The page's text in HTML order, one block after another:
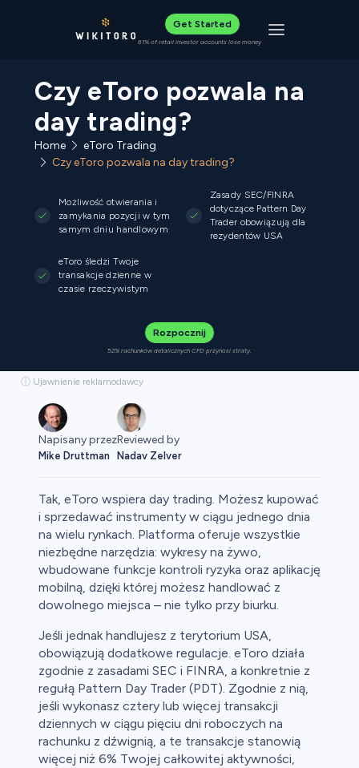
Get Started
61% of retail investor accounts lose money Toggle
Czy eToro pozwala na
day trading?
Home
eToro Trading
Czy eToro pozwala na day trading?
Możliwość otwierania i
zamykania pozycji w tym
samym dniu handlowym
Zasady SEC/FINRA
dotyczące Pattern Day
Trader obowiązują dla
rezydentów USA
eToro śledzi Twoje
transakcje dzienne w
czasie rzeczywistym
Rozpocznij
52% rachunków detalicznych CFD przynosi straty.
ⓘ Ujawnienie reklamodawcy
Napisany przez
Mike Druttman
Reviewed by
Nadav Zelver
Tak, eToro wspiera day trading. Możesz kupować
i sprzedawać instrumenty w ciągu jednego dnia
na wielu rynkach. Platforma oferuje wszystkie
niezbędne narzędzia: wykresy na żywo,
wbudowane funkcje kontroli ryzyka oraz aplikację
mobilną, dzięki której możesz handlować z
dowolnego miejsca – nie tylko przy biurku.
Jeśli jednak handlujesz z terytorium USA,
obowiązują dodatkowe regulacje. eToro działa
zgodnie z zasadami SEC i FINRA, a konkretnie z
regułą Pattern Day Trader (PDT). Zgodnie z nią,
jeśli wykonasz cztery lub więcej transakcji
dziennych w ciągu pięciu dni roboczych na
rachunku z dźwignią, a te transakcje stanowią
więcej niż 6% Twojej całkowitej aktywności,